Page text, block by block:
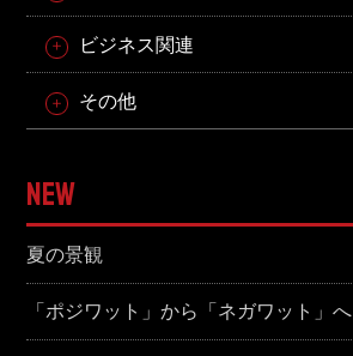
ビジネス関連
その他
NEW
夏の景観
「ポジワット」から「ネガワット」へ